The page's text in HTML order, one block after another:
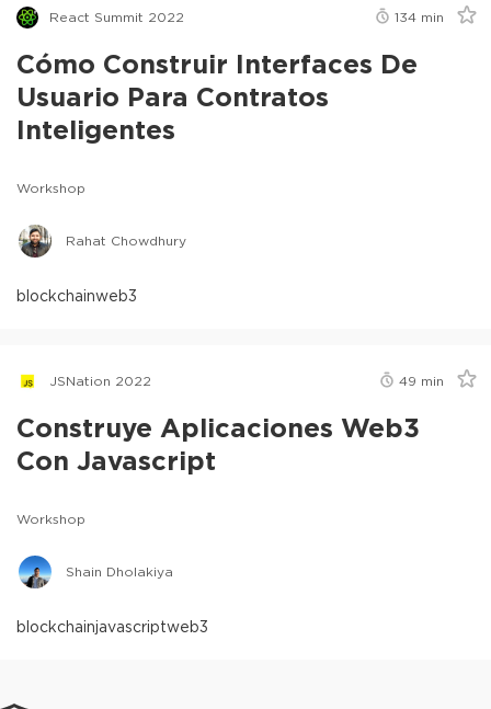
React Summit 2022 134 min
Cómo Construir Interfaces De
Usuario Para Contratos
Inteligentes
Workshop
Rahat Chowdhury
blockchainweb3
JSNation 2022 49 min
Construye Aplicaciones Web3
Con Javascript
Workshop
Shain Dholakiya
blockchainjavascriptweb3